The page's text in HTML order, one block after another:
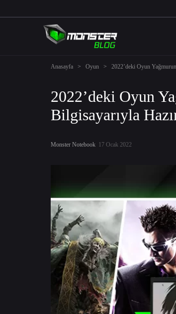
Anasayfa > Oyun > 2022’deki Oyun
2022’deki Oyun
Bilgisayarıyla
Monster Notebook 17 Ocak 2022